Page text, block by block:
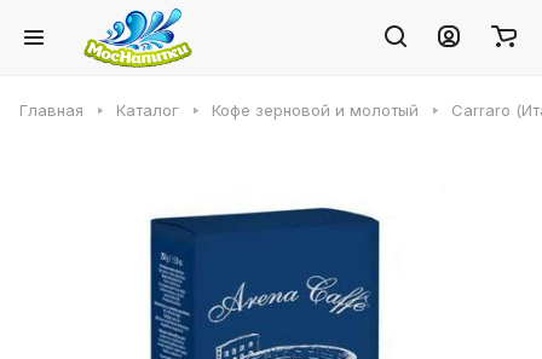
Главная Каталог Кофе зерновой и молотый Carraro